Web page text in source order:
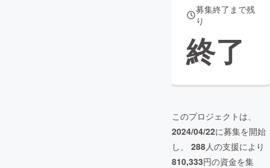
募集終了まで残
り
終了
このプロジェクトは、
2024/04/22に募集を開始
し、 288人の支援により
810,333円の資金を集